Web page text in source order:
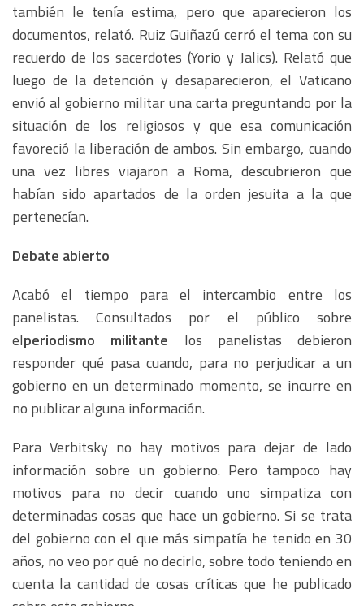
también le tenía estima, pero que aparecieron los
documentos, relató. Ruiz Guiñazú cerró el tema con su
recuerdo de los sacerdotes (Yorio y Jalics). Relató que
luego de la detención y desaparecieron, el Vaticano
envió al gobierno militar una carta preguntando por la
situación de los religiosos y que esa comunicación
favoreció la liberación de ambos. Sin embargo, cuando
una vez libres viajaron a Roma, descubrieron que
habían sido apartados de la orden jesuita a la que
pertenecían.
Debate abierto
Acabó el tiempo para el intercambio entre los
panelistas. Consultados por el público sobre
elperiodismo militante los panelistas debieron
responder qué pasa cuando, para no perjudicar a un
gobierno en un determinado momento, se incurre en
no publicar alguna información.
Para Verbitsky no hay motivos para dejar de lado
información sobre un gobierno. Pero tampoco hay
motivos para no decir cuando uno simpatiza con
determinadas cosas que hace un gobierno. Si se trata
del gobierno con el que más simpatía he tenido en 30
años, no veo por qué no decirlo, sobre todo teniendo en
cuenta la cantidad de cosas críticas que he publicado